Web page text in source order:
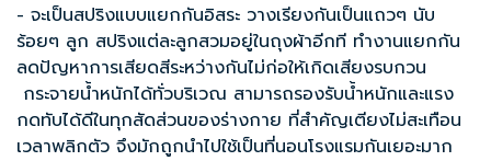
- จะเป็นสปริงแบบแยกกันอิสระ วางเรียงกันเป็นแถวๆ นับ
ร้อยๆ ลูก สปริงแต่ละลูกสวมอยู่ในถุงผ้าอีกที ทำงานแยกกัน
ลดปัญหาการเสียดสีระหว่างกันไม่ก่อให้เกิดเสียงรบกวน
กระจายน้ำหนักได้ทั่วบริเวณ สามารถรองรับน้ำหนักและแรง
กดทับได้ดีในทุกสัดส่วนของร่างกาย ที่สำคัญเตียงไม่สะเทือน
เวลาพลิกตัว จึงมักถูกนำไปใช้เป็นที่นอนโรงแรมกันเยอะมาก